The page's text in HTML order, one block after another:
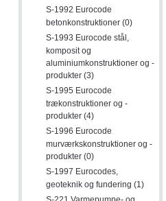
S-1992 Eurocode
betonkonstruktioner (0)
S-1993 Eurocode stål,
komposit og
aluminiumkonstruktioner og -
produkter (3)
S-1995 Eurocode
trækonstruktioner og -
produkter (4)
S-1996 Eurocode
murværkskonstruktioner og -
produkter (0)
S-1997 Eurocodes,
geoteknik og fundering (1)